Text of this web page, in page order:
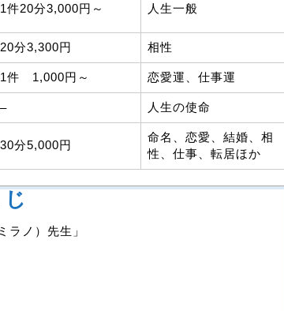
1件20分3,000円～ 人生一般
20分3,300円 相性
1件 1,000円～ 恋愛運、仕事運
– 人生の使命
30分5,000円
命名、恋愛、結婚、相
性、仕事、転居ほか
ノ）先生」